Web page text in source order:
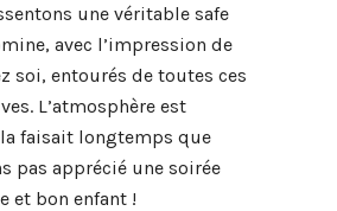
une véritable safe
avec l’impression de
soi, entourés de toutes ces
L’atmosphère est
faisait longtemps que
pas apprécié une soirée
et bon enfant !